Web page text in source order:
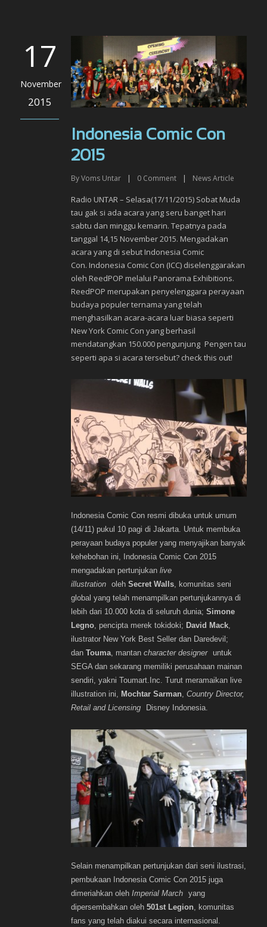
17
November
2015
Indonesia Comic Con
2015
ByVoms Untar | 0 Comment | News Article
Radio UNTAR – Selasa(17/11/2015) Sobat Muda
tau gak si ada acara yang seru banget hari
sabtu dan minggu kemarin. Tepatnya pada
tanggal 14,15 November 2015. Mengadakan
acara yang di sebut Indonesia Comic
Con. Indonesia Comic Con (ICC) diselenggarakan
oleh ReedPOP melalui Panorama Exhibitions.
ReedPOP merupakan penyelenggara perayaan
budaya populer ternama yang telah
menghasilkan acara-acara luar biasa seperti
New York Comic Con yang berhasil
mendatangkan 150.000 pengunjung. Pengen tau
seperti apa si acara tersebut? check this out!
Indonesia Comic Con resmi dibuka untuk umum
(14/11) pukul 10 pagi di Jakarta. Untuk membuka
perayaan budaya populer yang menyajikan banyak
kehebohan ini, Indonesia Comic Con 2015
mengadakan pertunjukan live
illustration oleh Secret Walls , komunitas seni
global yang telah menampilkan pertunjukannya di
lebih dari 10.000 kota di seluruh dunia; Simone
Legno , pencipta merek tokidoki; David Mack
ilustrator New York Best Seller dan Daredevil;
dan Touma , mantan character designer untuk
SEGA dan sekarang memiliki perusahaan mainan
sendiri, yakni Toumart.Inc. Turut meramaikan live
illustration ini,
Mochtar Sarman Country Director,
Retail and Licensing
Disney Indonesia.
Selain menampilkan pertunjukan dari seni ilustrasi,
pembukaan Indonesia Comic Con 2015 juga
dimeriahkan oleh Imperial March yang
dipersembahkan oleh 501st Legion , komunitas
fans yang telah diakui secara internasional.